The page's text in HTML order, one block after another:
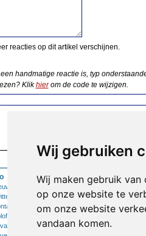
Wij gebruiken
Wij maken gebruik
op onze website te
om onze website
vandaan komen.
reacties op dit artikel verschijnen.
handmatige reactie is, typ
Klikhierom de code te wijzigen.
Mijn Account
Inloggen